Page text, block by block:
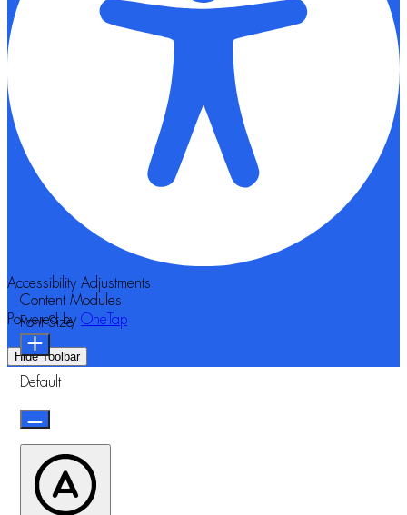
Accessibility Adjustments
Powered by OneTap
Hide Toolbar
Content Modules
Font Size
Default